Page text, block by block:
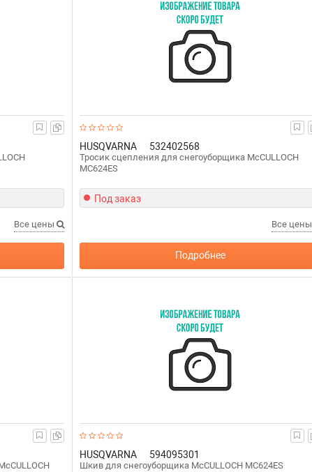
Все цены
HUSQVARNA 532402568
Тросик сцепления для снегоуборщика McCULLOCH
MC624ES
Под заказ
Все цены
Подробнее
HUSQVARNA 594095301
Шкив для снегоуборщика McCULLOCH MC624ES